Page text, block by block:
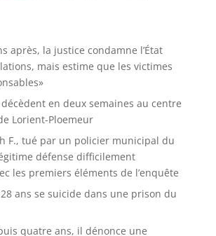
après, la justice condamne l’État
mais estime que les victimes
en deux semaines au centre
Lorient-Ploemeur
F., tué par un policier municipal du
défense difficilement
les premiers éléments de l’enquête
ans se suicide dans une prison du
quatre ans, il dénonce une